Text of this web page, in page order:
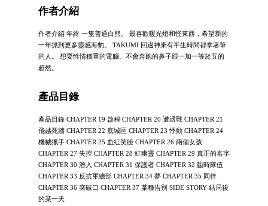
作者介紹
作者介紹 年終 一隻普通白熊。 最喜歡暖光燈和怪東西，希望新的
一年抓到更多靈感海豹。 TAKUMI 回過神來有半生時間都拿著筆
的人。 想要性情穩重的電腦、不會奔跑的鼻子跟一加一等於五的
超然。
產品目錄
產品目錄 CHAPTER 19 啟程 CHAPTER 20 遭遇戰 CHAPTER 21
飛越死牆 CHAPTER 22 底城區 CHAPTER 23 悸動 CHAPTER 24
機械獵手 CHAPTER 25 血紅笑臉 CHAPTER 26 兩個女孩
CHAPTER 27 失控 CHAPTER 28 紅幽靈 CHAPTER 29 真正的名字
CHAPTER 30 潛入 CHAPTER 31 保護者 CHAPTER 32 臨時隊伍
CHAPTER 33 反抗軍總部 CHAPTER 34 夢 CHAPTER 35 同伴
CHAPTER 36 突破口 CHAPTER 37 某種告別 SIDE STORY 結局後
的某一天